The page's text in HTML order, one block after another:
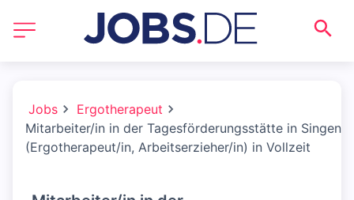
Jobs
Ergotherapeut
Mitarbeiter/in in der Tagesförderungsstätte in Singen
(Ergotherapeut/in, Arbeitserzieher/in) in Vollzeit